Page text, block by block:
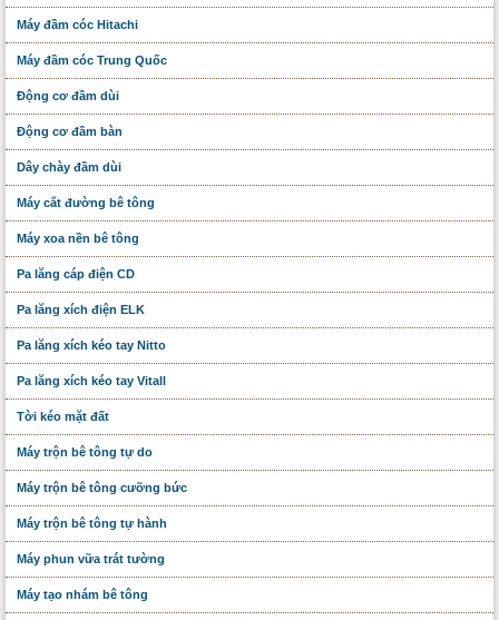
Máy đầm cóc Hitachi
Máy đầm cóc Trung Quốc
Động cơ đầm dùi
Động cơ đầm bàn
Dây chày đầm dùi
Máy cắt đường bê tông
Máy xoa nền bê tông
Pa lăng cáp điện CD
Pa lăng xích điện ELK
Pa lăng xích kéo tay Nitto
Pa lăng xích kéo tay Vitall
Tời kéo mặt đất
Máy trộn bê tông tự do
Máy trộn bê tông cưỡng bức
Máy trộn bê tông tự hành
Máy phun vữa trát tường
Máy tạo nhám bê tông